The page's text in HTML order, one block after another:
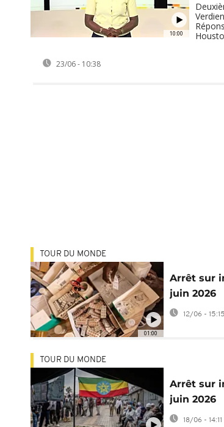
10:00
23/06 - 10:38
01:00
TOUR DU MONDE
Arrêt sur
juin 2026
12/06 - 15:15
TOUR DU MONDE
Arrêt sur
juin 2026
18/06 - 14:11